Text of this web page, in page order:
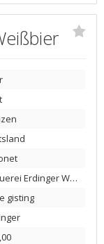
Brauerei Erdinger Weissbräu
gisting